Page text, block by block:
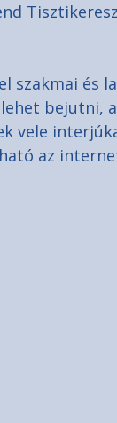
szakmai és
bejutni,
vele
az